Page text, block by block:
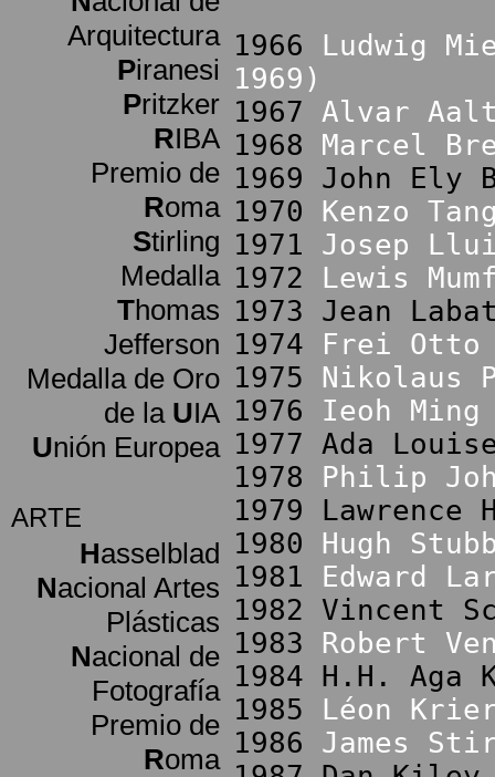
Arquitectura
Piranesi
Pritzker
RIBA
Premio de
Roma
Stirling
Medalla
Thomas
Jefferson
Medalla de Oro
de la UIA
Unión Europea
ARTE
Hasselblad
Nacional Artes
Plásticas
Nacional de
Fotografía
Premio de
Roma
1966 Ludwig
1969)
1967 Alvar
1968 Marcel
1969 John Ely
1970 Kenzo
1971 Josep
1972 Lewis
1973 Jean
1974 Frei Otto
1975 Nikolaus
1976 Ieoh Ming
1977 Ada
1978 Philip
1979 Lawrence
1980 Hugh
1981 Edward
1982 Vincent
1983 Robert
1984 H.H. Aga
1985 Léon
1986 James